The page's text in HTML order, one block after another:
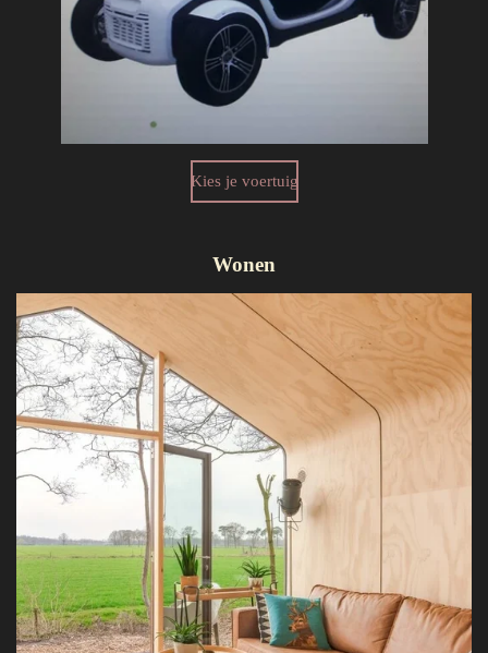
Kies je voertuig
Wonen